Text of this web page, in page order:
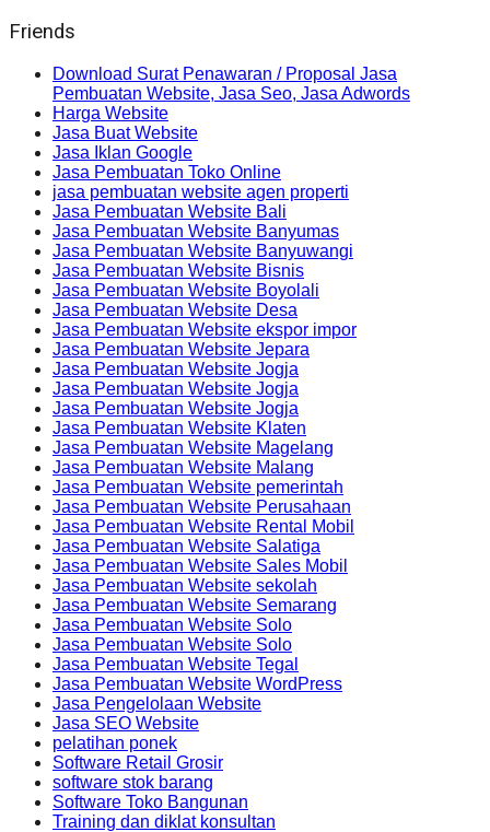
Friends
Download Surat Penawaran / Proposal Jasa
Pembuatan Website, Jasa Seo, Jasa Adwords
Harga Website
Jasa Buat Website
Jasa Iklan Google
Jasa Pembuatan Toko Online
jasa pembuatan website agen properti
Jasa Pembuatan Website Bali
Jasa Pembuatan Website Banyumas
Jasa Pembuatan Website Banyuwangi
Jasa Pembuatan Website Bisnis
Jasa Pembuatan Website Boyolali
Jasa Pembuatan Website Desa
Jasa Pembuatan Website ekspor impor
Jasa Pembuatan Website Jepara
Jasa Pembuatan Website Jogja
Jasa Pembuatan Website Jogja
Jasa Pembuatan Website Jogja
Jasa Pembuatan Website Klaten
Jasa Pembuatan Website Magelang
Jasa Pembuatan Website Malang
Jasa Pembuatan Website pemerintah
Jasa Pembuatan Website Perusahaan
Jasa Pembuatan Website Rental Mobil
Jasa Pembuatan Website Salatiga
Jasa Pembuatan Website Sales Mobil
Jasa Pembuatan Website sekolah
Jasa Pembuatan Website Semarang
Jasa Pembuatan Website Solo
Jasa Pembuatan Website Solo
Jasa Pembuatan Website Tegal
Jasa Pembuatan Website WordPress
Jasa Pengelolaan Website
Jasa SEO Website
pelatihan ponek
Software Retail Grosir
software stok barang
Software Toko Bangunan
Training dan diklat konsultan